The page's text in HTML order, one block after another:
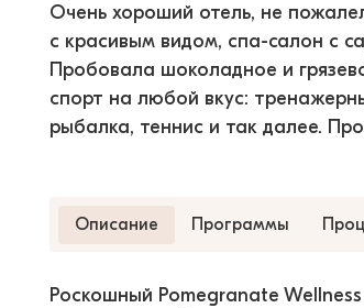
Очень хороший отель, не
с красивым видом, спа-салон с
Пробовала шоколадное и
спорт на любой вкус:
рыбалка, теннис и так далее.
Описание Программы
Роскошный Pomegranate